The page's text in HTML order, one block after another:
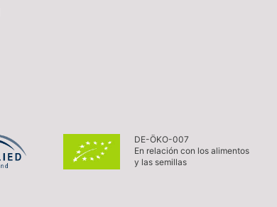
DE-ÖKO-007
En relación con los alimentos
y las semillas